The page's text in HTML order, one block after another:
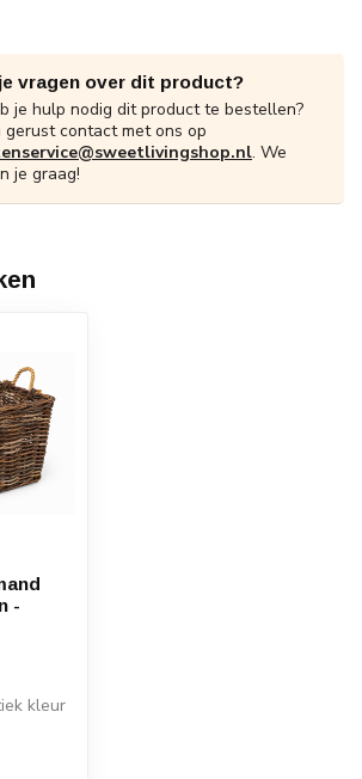
vragen over dit product?
je hulp nodig dit product te bestellen?
gerust contact met ons op
. We
je graag!
-
kleur